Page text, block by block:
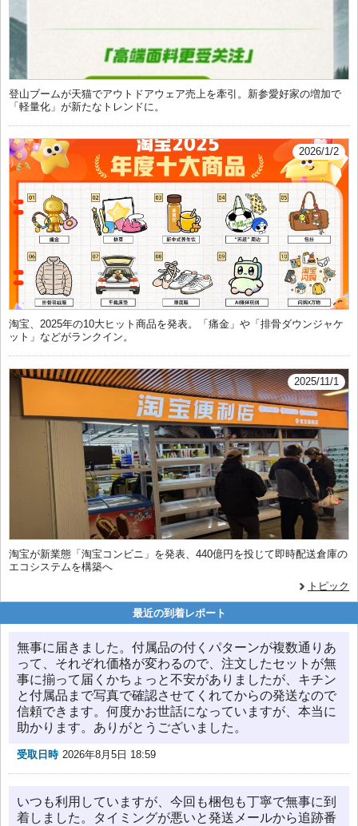
登山ブームが天猫でアウトドアウェア売上を牽引。新参愛好家の増加で
「軽量化」が新たなトレンドに。
2026/1/2
淘宝、2025年の10大ヒット商品を発表。「痛金」や「排骨ダウンジャケ
ット」などがランクイン。
2025/11/1
淘宝が新業態「淘宝コンビニ」を発表、440億円を投じて即時配送倉庫の
エコシステムを構築へ
トピック
最近の到着レポート
無事に届きました。付属品の付くパターンが複数通りあ
って、それぞれ価格が変わるので、注文したセットが無
事に揃って届くかちょっと不安がありましたが、キチン
と付属品まで写真で確認させてくれてからの発送なので
信頼できます。何度かお世話になっていますが、本当に
助かります。ありがとうございました。
受取日時 2026年8月5日 18:59
いつも利用していますが、今回も梱包も丁寧で無事に到
着しました。タイミングが悪いと発送メールから追跡番